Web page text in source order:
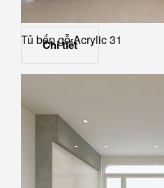
Tủ bếp gỗ Acrylic 31
Chi tiết